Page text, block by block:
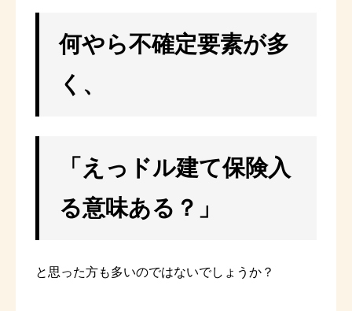
何やら不確定要素が多
く、
「えっドル建て保険入
る意味ある？」
と思った方も多いのではないでしょうか？